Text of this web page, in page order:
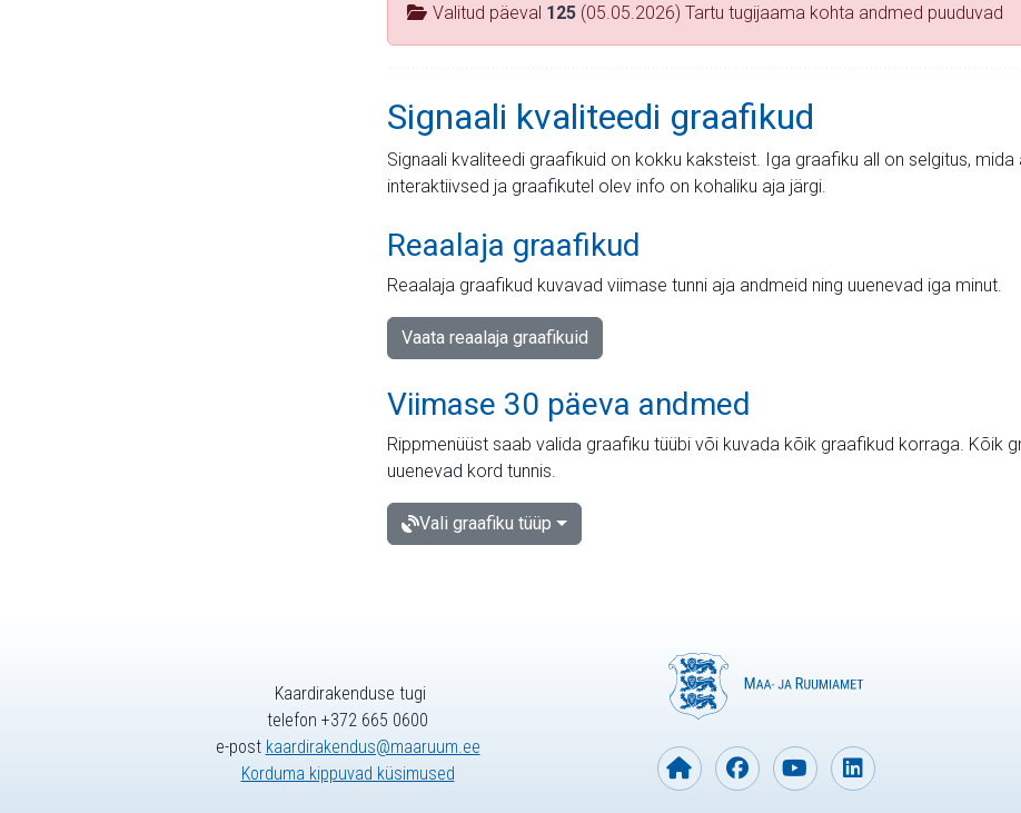
Valitud päeval 125 (05.05.2026) Tartu tugijaama kohta andmed puuduvad
Signaali kvaliteedi graafikud
Signaali kvaliteedi graafikuid on kokku kaksteist. Iga graafiku all on selgitus,
interaktiivsed ja graafikutel olev info on kohaliku aja järgi.
Reaalaja graafikud
Reaalaja graafikud kuvavad viimase tunni aja andmeid ning uuenevad iga minut.
Vaata reaalaja graafikuid
Viimase 30 päeva andmed
Rippmenüüst saab valida graafiku tüübi või kuvada kõik graafikud korraga. Kõik
uuenevad kord tunnis.
Vali graafiku tüüp
Kaardirakenduse tugi
telefon +372 665 0600
e-post kaardirakendus@maaruum.ee
Korduma kippuvad küsimused